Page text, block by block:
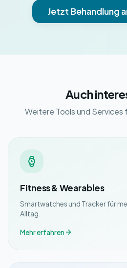
Jetzt Behandlung
Auch
Weitere Tools und Services
Fitness & Wearables
Smartwatches und Tracker für
Alltag.
Mehr erfahren